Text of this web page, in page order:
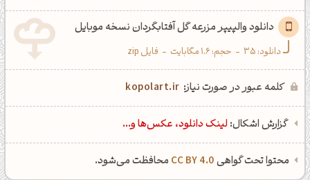
دانلود والپیپر مزرعه گل آفتابگردان نسخه موبایل
دانلود:35
- حجم: 1.6 مگابایت - فایل zip
کلمه عبور در صورت نیاز: kopolart.ir
گزارش اشکال: لینک دانلود، عکس‌ها و...
محتوا تحت گواهیCC BY 4.0 محافظت می‌شود.